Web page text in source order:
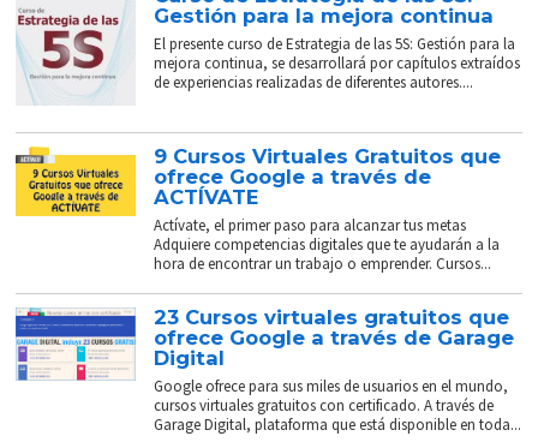
Gestión para la mejora continua
El presente curso de Estrategia de las 5S: Gestión para la
mejora continua, se desarrollará por capítulos extraídos
de experiencias realizadas de diferentes autores....
9 Cursos Virtuales Gratuitos que
ofrece Google a través de
ACTÍVATE
Actívate, el primer paso para alcanzar tus metas
Adquiere competencias digitales que te ayudarán a la
hora de encontrar un trabajo o emprender. Cursos...
23 Cursos virtuales gratuitos que
ofrece Google a través de Garage
Digital
Google ofrece para sus miles de usuarios en el mundo,
cursos virtuales gratuitos con certificado. A través de
Garage Digital, plataforma que está disponible en toda...